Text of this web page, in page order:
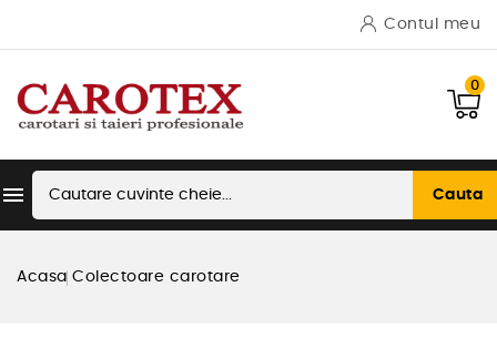
Contul meu
0
 Cauta
Acasa Colectoare carotare